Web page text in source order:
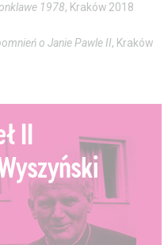
1978, Kraków 2018
o Janie Pawle II, Kraków
II